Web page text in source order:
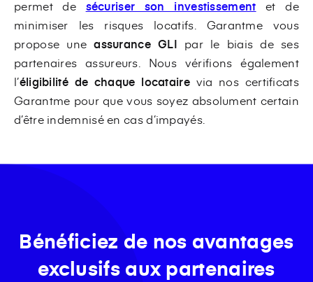
permet de sécuriser son investissement et de
minimiser les risques locatifs. Garantme vous
propose uneassurance GLI par le biais de ses
partenaires assureurs. Nous vérifions également
l’éligibilité de chaque locatairevia nos certificats
Garantme pour que vous soyez absolument certain
d’être indemnisé en cas d’impayés.
Bénéficiez de nos avantages
exclusifs aux partenaires